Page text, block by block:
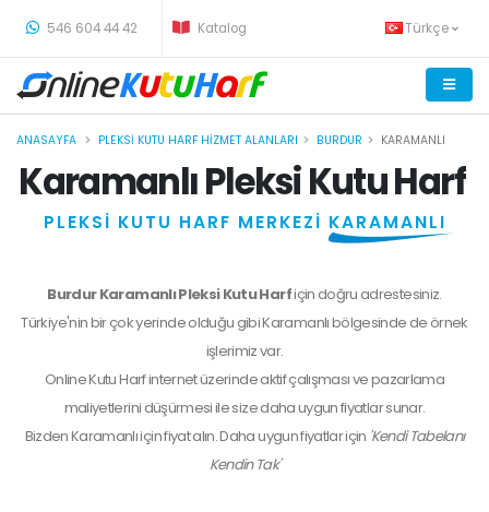
546 604 44 42 Katalog Türkçe
ANASAYFA PLEKSI KUTU HARF HIZMET ALANLARI BURDUR KARAMANLI
Karamanlı Pleksi Kutu Harf
PLEKSİ KUTU HARF MERKEZİ KARAMANLI
Burdur Karamanlı Pleksi Kutu Harfiçin doğru adrestesiniz.
Türkiye'nin bir çok yerinde olduğu gibi Karamanlı bölgesinde de örnek
işlerimiz var.
Online Kutu Harf internet üzerinde aktif çalışması ve pazarlama
maliyetlerini düşürmesi ile size daha uygun fiyatlar sunar.
BizdenKaramanlıiçin fiyat alın. Daha uygun fiyatlar için 'Kendi Tabelanı
Kendin Tak'